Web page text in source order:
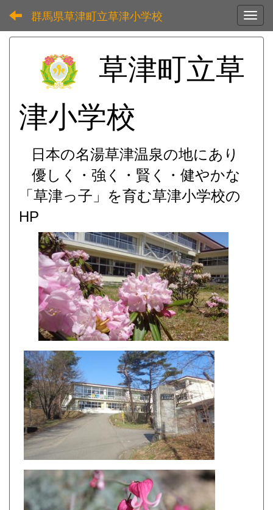
群馬県草津町立草津小学校
草津町立草
津小学校
日本の名湯草津温泉の地にあり
優しく・強く・賢く・健やかな
「草津っ子」を育む草津小学校の
HP